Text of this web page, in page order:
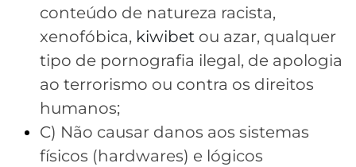
conteúdo de natureza racista,
xenofóbica, kiwibet ou azar, qualquer
tipo de pornografia ilegal, de apologia
ao terrorismo ou contra os direitos
humanos;
C) Não causar danos aos sistemas
físicos (hardwares) e lógicos